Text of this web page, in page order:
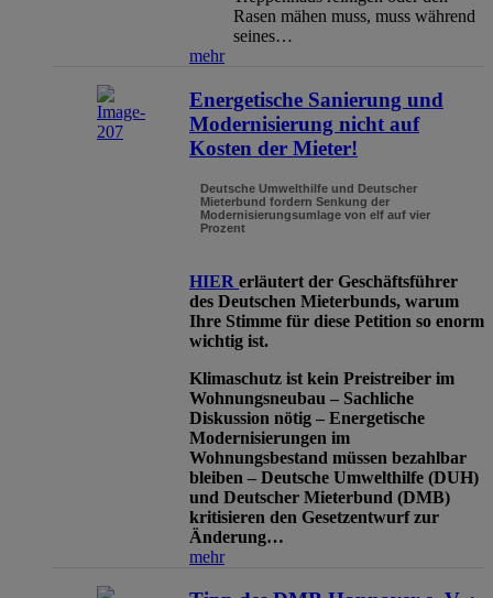
Rasen mähen muss, muss während
seines…
mehr
Energetische Sanierung und
Modernisierung nicht auf
Kosten der Mieter!
Deutsche Umwelthilfe und Deutscher
Mieterbund fordern Senkung der
Modernisierungsumlage von elf auf vier
Prozent
HIER erläutert der Geschäftsführer
des Deutschen Mieterbunds, warum
Ihre Stimme für diese Petition so enorm
wichtig ist.
Klimaschutz ist kein Preistreiber im
Wohnungsneubau – Sachliche
Diskussion nötig – Energetische
Modernisierungen im
Wohnungsbestand müssen bezahlbar
bleiben – Deutsche Umwelthilfe (DUH)
und Deutscher Mieterbund (DMB)
kritisieren den Gesetzentwurf zur
Änderung…
mehr